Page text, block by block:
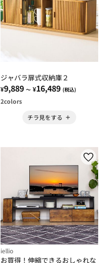
ジャバラ扉式収納庫２
¥9,889 ～ ¥16,489 (税込)
2colors
チラ見をする
iellio
お買得！伸縮できるおしゃれな